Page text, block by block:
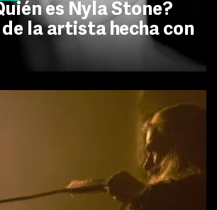
es Nyla Stone?
la artista hecha con